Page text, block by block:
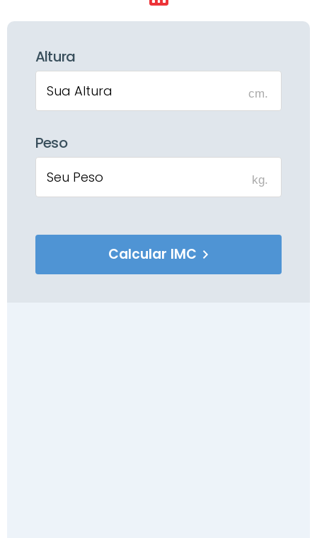
Altura
cm.
Peso
kg.
Calcular IMC